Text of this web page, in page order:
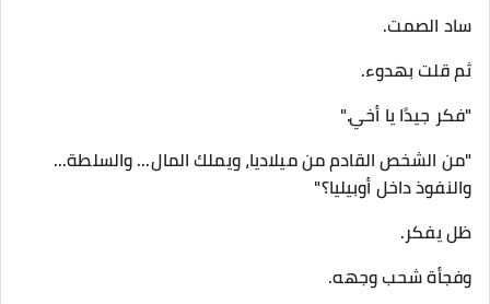
ساد الصمت.
ثم قلت بهدوء.
"فكر جيدًا يا أخي."
"من الشخص القادم من ميلاديا، ويملك المال... والسلطة...
والنفوذ داخل أوبيليا؟"
ظل يفكر.
وفجأة شحب وجهه.